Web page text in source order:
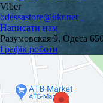
Viber
odessastore@ukr.net
Написати нам
Разумовская 9, Одеса
Графік роботи